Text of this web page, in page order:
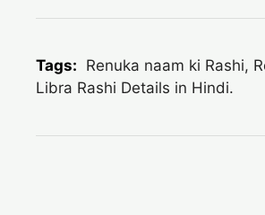
Tags: Renuka naam ki Rashi,
Libra Rashi Details in Hindi.